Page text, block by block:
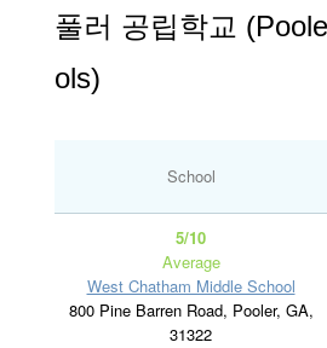
풀러 공립학교
ols)
School
5/10
Average
West Chatham Middle School
800 Pine Barren Road, Pooler, GA,
31322